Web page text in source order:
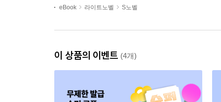
eBook 라이트노벨 S노벨
이 상품의 이벤트 (4개)